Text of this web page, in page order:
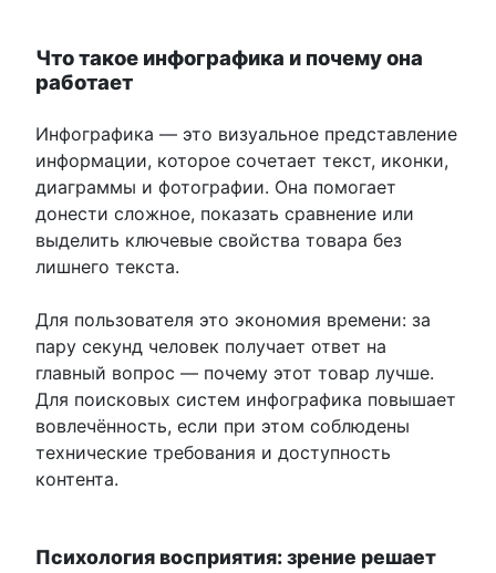
Что такое инфографика и почему она
работает
Инфографика — это визуальное представление
информации, которое сочетает текст, иконки,
диаграммы и фотографии. Она помогает
донести сложное, показать сравнение или
выделить ключевые свойства товара без
лишнего текста.
Для пользователя это экономия времени: за
пару секунд человек получает ответ на
главный вопрос — почему этот товар лучше.
Для поисковых систем инфографика повышает
вовлечённость, если при этом соблюдены
технические требования и доступность
контента.
Психология восприятия: зрение решает